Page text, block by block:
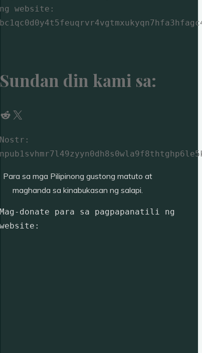
ng website:
Sundan din kami sa:
Reddit
X
Nostr:
Para sa mga Pilipinong gustong matuto at
maghanda sa kinabukasan ng salapi.
Mag-donate para sa pagpapanatili ng
website: